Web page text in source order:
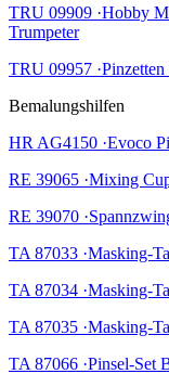
TRU 09909 ·Hobby
Trumpeter
TRU 09957
Bemalungshilfen
HR AG4150 ·Evoco
RE 39065 ·Mixing
RE 39070
TA 87033 ·Masking-
TA 87034 ·Masking-
TA 87035 ·Masking-
TA 87066 ·Pinsel-Set